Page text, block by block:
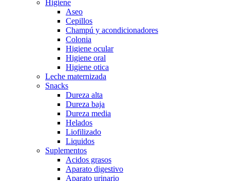
Higiene
Aseo
Cepillos
Champú y acondicionadores
Colonia
Higiene ocular
Higiene oral
Higiene otica
Leche maternizada
Snacks
Dureza alta
Dureza baja
Dureza media
Helados
Liofilizado
Liquidos
Suplementos
Acidos grasos
Aparato digestivo
Aparato urinario